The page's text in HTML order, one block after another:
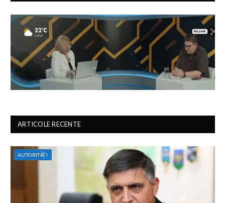
ARTICOLE RECENTE
AUTORITĂȚI